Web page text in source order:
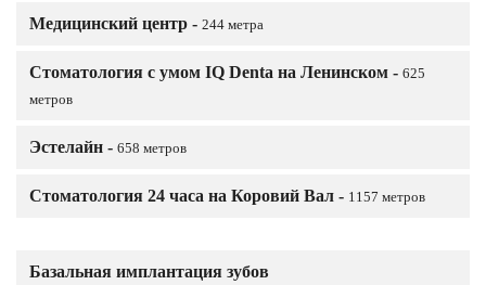
Базальная имплантация зубов
Медицинский центр - 244 метра
Стоматология с умом IQ Denta на Ленинском - 625
метров
Эстелайн - 658 метров
Стоматология 24 часа на Коровий Вал - 1157 метров